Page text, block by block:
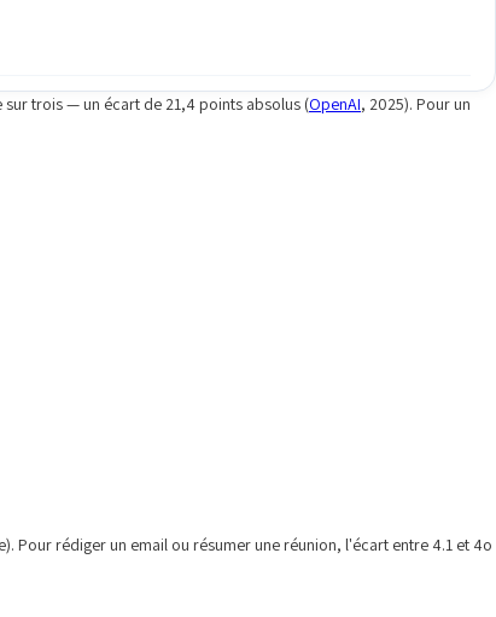
sur trois — un écart de 21,4 points absolus (OpenAI, 2025). Pour un
Pour rédiger un email ou résumer une réunion, l'écart entre 4.1 et 4o